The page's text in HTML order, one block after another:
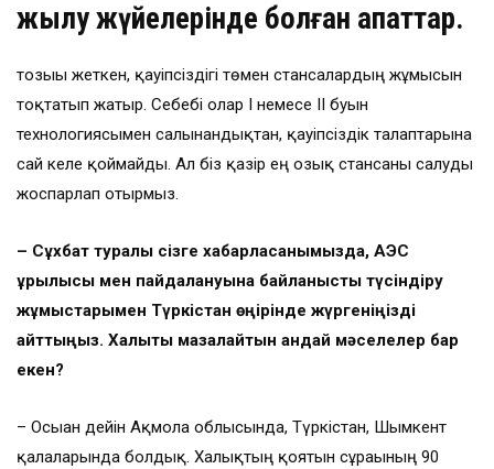
жылу жүйелерінде болған апаттар.
тозығы жеткен, қауіпсіздігі төмен стансалардың жұмысын
тоқтатып жатыр. Себебі олар І немесе ІІ буын
технологиясымен салынғандықтан, қауіпсіздік талаптарына
сай келе қоймайды. Ал біз қазір ең озық стансаны салуды
жоспарлап отырмыз.
– Сұхбат туралы сізге хабарласқанымызда, АЭС
құрылысы мен пайдалануына байланысты түсіндіру
жұмыстарымен Түркістан өңірінде жүргеніңізді
айттыңыз. Халықты мазалайтын қандай мәселелер бар
екен?
– Осыған дейін Ақмола облысында, Түркістан, Шымкент
қалаларында болдық. Халықтың қоятын сұрағының 90